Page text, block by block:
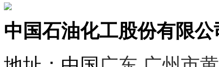
中国石油化工股份有限公